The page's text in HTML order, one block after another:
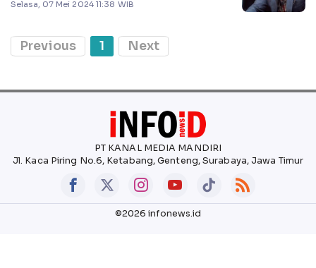
Selasa, 07 Mei 2024 11:38 WIB
Previous 1 Next
PT KANAL MEDIA MANDIRI
Jl. Kaca Piring No.6, Ketabang, Genteng, Surabaya, Jawa Timur
©2026 infonews.id